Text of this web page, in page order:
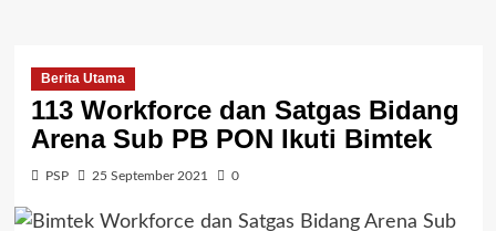
Berita Utama
113 Workforce dan Satgas Bidang
Arena Sub PB PON Ikuti Bimtek
PSP 25 September 2021 0